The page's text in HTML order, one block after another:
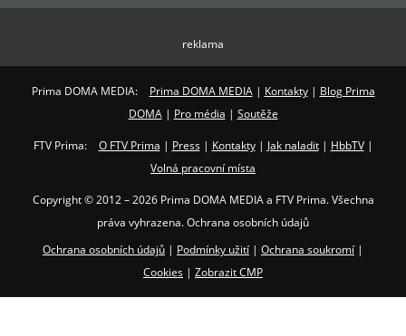
reklama
Prima DOMA MEDIA: Prima DOMA MEDIA| Kontakty| Blog Prima
DOMA| Pro média | Soutěže
FTV Prima: O FTV Prima | Press| Kontakty| Jak naladit| HbbTV|
Volná pracovní místa
Copyright © 2012 – 2026 Prima DOMA MEDIA a FTV Prima. Všechna
práva vyhrazena. Ochrana osobních údajů
Ochrana osobních údajů | Podmínky užití | Ochrana soukromí |
Cookies | Zobrazit CMP